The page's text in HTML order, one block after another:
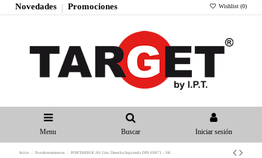
Novedades Promociones Wishlist (0)
Menu Buscar Iniciar sesión
Inicio Portaherramientas PORTABROCAS Giro Derecha/Izquierda DIN 69871 - SK